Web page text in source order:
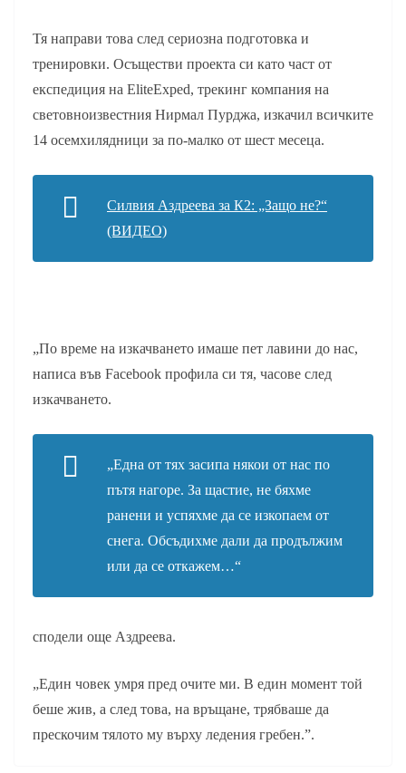
Тя направи това след сериозна подготовка и
тренировки. Осъществи проекта си като част от
експедиция на EliteExped, трекинг компания на
световноизвестния Нирмал Пурджа, изкачил всичките
14 осемхилядници за по-малко от шест месеца.
Силвия Аздреева за К2: „Защо не?“
(ВИДЕО)
„По време на изкачването имаше пет лавини до нас,
написа във Facebook профила си тя, часове след
изкачването.
„Една от тях засипа някои от нас по
пътя нагоре. За щастие, не бяхме
ранени и успяхме да се изкопаем от
снега. Обсъдихме дали да продължим
или да се откажем…“
сподели още Аздреева.
„Един човек умря пред очите ми. В един момент той
беше жив, а след това, на връщане, трябваше да
прескочим тялото му върху ледения гребен.”.